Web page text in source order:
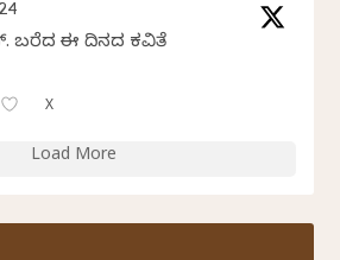
ಬರೆದ ಈ ದಿನದ ಕವಿತೆ
X
Load More